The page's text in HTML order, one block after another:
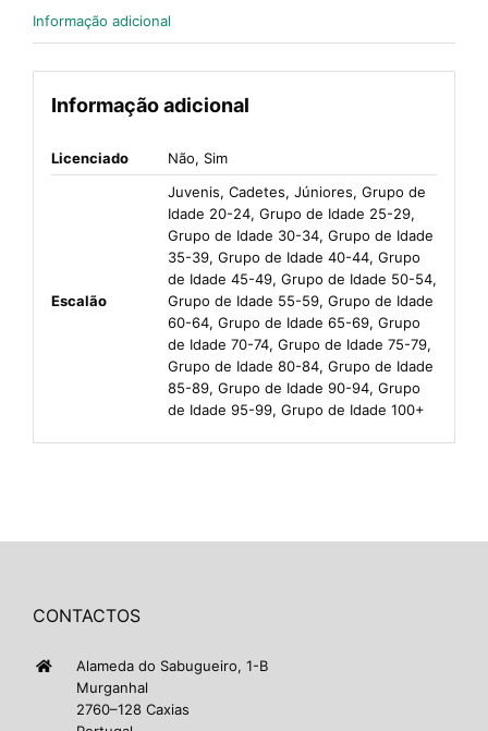
Informação adicional
Informação adicional
Licenciado Não, Sim
Escalão
Juvenis, Cadetes, Júniores, Grupo de
Idade 20-24, Grupo de Idade 25-29,
Grupo de Idade 30-34, Grupo de Idade
35-39, Grupo de Idade 40-44, Grupo
de Idade 45-49, Grupo de Idade 50-54,
Grupo de Idade 55-59, Grupo de Idade
60-64, Grupo de Idade 65-69, Grupo
de Idade 70-74, Grupo de Idade 75-79,
Grupo de Idade 80-84, Grupo de Idade
85-89, Grupo de Idade 90-94, Grupo
de Idade 95-99, Grupo de Idade 100+
CONTACTOS
Alameda do Sabugueiro, 1-B
Murganhal
2760–128 Caxias